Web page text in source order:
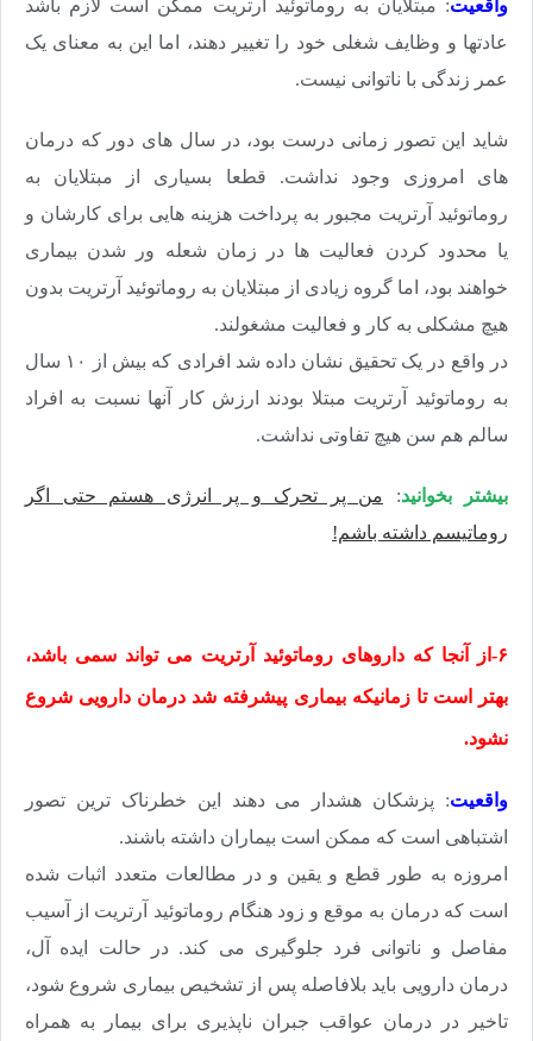
واقعیت: مبتلایان به روماتوئید آرتریت ممکن است لازم باشد
عادتها و وظایف شغلی خود را تغییر دهند، اما این به معنای یک
عمر زندگی با ناتوانی نیست.
شاید این تصور زمانی درست بود، در سال های دور که درمان
های امروزی وجود نداشت. قطعا بسیاری از مبتلایان به
روماتوئید آرتریت مجبور به پرداخت هزینه هایی برای کارشان و
یا محدود کردن فعالیت ها در زمان شعله ور شدن بیماری
خواهند بود، اما گروه زیادی از مبتلایان به روماتوئید آرتریت بدون
هیچ مشکلی به کار و فعالیت مشغولند.
در واقع در یک تحقیق نشان داده شد افرادی که بیش از ۱۰ سال
به روماتوئید آرتریت مبتلا بودند ارزش کار آنها نسبت به افراد
سالم هم سن هیچ تفاوتی نداشت.
بیشتر بخوانید: من پر تحرک و پر انرژی هستم حتی اگر
روماتیسم داشته باشم!
۶-از آنجا که داروهای روماتوئید آرتریت می تواند سمی باشد،
بهتر است تا زمانیکه بیماری پیشرفته شد درمان دارویی شروع
نشود.
واقعیت: پزشکان هشدار می دهند این خطرناک ترین تصور
اشتباهی است که ممکن است بیماران داشته باشند.
امروزه به طور قطع و یقین و در مطالعات متعدد اثبات شده
است که درمان به موقع و زود هنگام روماتوئید آرتریت از آسیب
مفاصل و ناتوانی فرد جلوگیری می کند. در حالت ایده آل،
درمان دارویی باید بلافاصله پس از تشخیص بیماری شروع شود،
تاخیر در درمان عواقب جبران ناپذیری برای بیمار به همراه